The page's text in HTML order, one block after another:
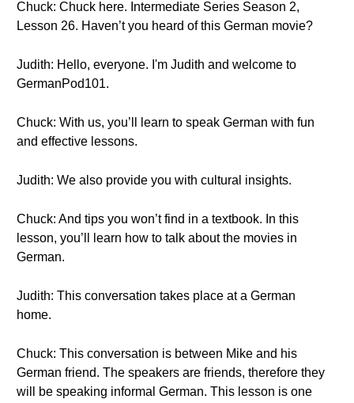
Chuck: Chuck here. Intermediate Series Season 2,
Lesson 26. Haven’t you heard of this German movie?
Judith: Hello, everyone. I'm Judith and welcome to
GermanPod101.
Chuck: With us, you’ll learn to speak German with fun
and effective lessons.
Judith: We also provide you with cultural insights.
Chuck: And tips you won’t find in a textbook. In this
lesson, you’ll learn how to talk about the movies in
German.
Judith: This conversation takes place at a German
home.
Chuck: This conversation is between Mike and his
German friend. The speakers are friends, therefore they
will be speaking informal German. This lesson is one